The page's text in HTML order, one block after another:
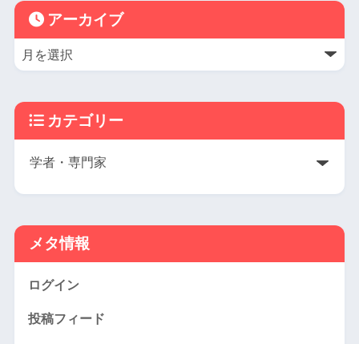
アーカイブ
カテゴリー
メタ情報
ログイン
投稿フィード